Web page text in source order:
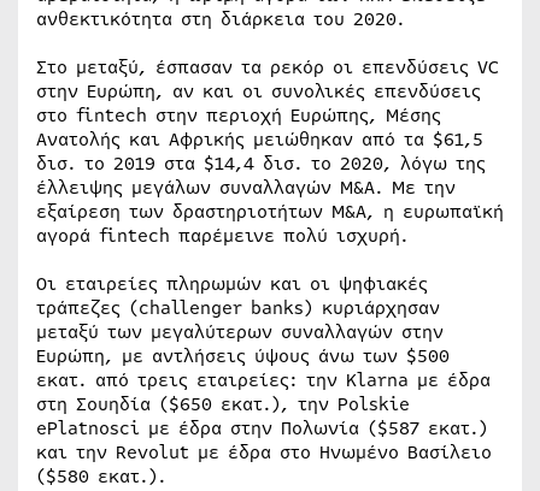
ανθεκτικότητα στη διάρκεια του 2020.
Στο μεταξύ, έσπασαν τα ρεκόρ οι επενδύσεις VC
στην Ευρώπη, αν και οι συνολικές επενδύσεις
στο fintech στην περιοχή Ευρώπης, Μέσης
Ανατολής και Αφρικής μειώθηκαν από τα $61,5
δισ. το 2019 στα $14,4 δισ. το 2020, λόγω της
έλλειψης μεγάλων συναλλαγών M&A. Με την
εξαίρεση των δραστηριοτήτων M&A, η ευρωπαϊκή
αγορά fintech παρέμεινε πολύ ισχυρή.
Οι εταιρείες πληρωμών και οι ψηφιακές
τράπεζες (challenger banks) κυριάρχησαν
μεταξύ των μεγαλύτερων συναλλαγών στην
Ευρώπη, με αντλήσεις ύψους άνω των $500
εκατ. από τρεις εταιρείες: την Klarna με έδρα
στη Σουηδία ($650 εκατ.), την Polskie
ePlatnosci με έδρα στην Πολωνία ($587 εκατ.)
και την Revolut με έδρα στο Ηνωμένο Βασίλειο
($580 εκατ.).